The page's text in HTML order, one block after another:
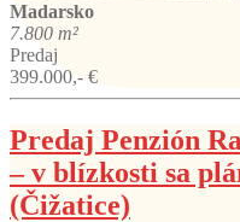
Madarsko
7.800 m²
Predaj
399.000,- €
Predaj Penzión
– v blízkosti sa
(Čižatice)